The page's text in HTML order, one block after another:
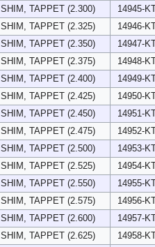
SHIM, TAPPET (2.300)
14945-
SHIM, TAPPET (2.325)
14946-
SHIM, TAPPET (2.350)
14947-
SHIM, TAPPET (2.375)
14948-
SHIM, TAPPET (2.400)
14949-
SHIM, TAPPET (2.425)
14950-
SHIM, TAPPET (2.450)
14951-
SHIM, TAPPET (2.475)
14952-
SHIM, TAPPET (2.500)
14953-
SHIM, TAPPET (2.525)
14954-
SHIM, TAPPET (2.550)
14955-
SHIM, TAPPET (2.575)
14956-
SHIM, TAPPET (2.600)
14957-
SHIM, TAPPET (2.625)
14958-